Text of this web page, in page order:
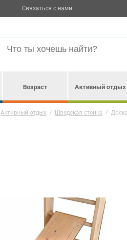
Связаться с нами
Возраст Активный отдых
Активный отдых / Шведская стенка /